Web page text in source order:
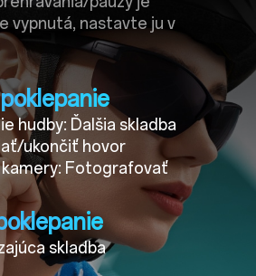
vypnutá, nastavte ju v
hudby: Ďalšia skladba
ukončiť hovor
kamery: Fotografovať
skladba